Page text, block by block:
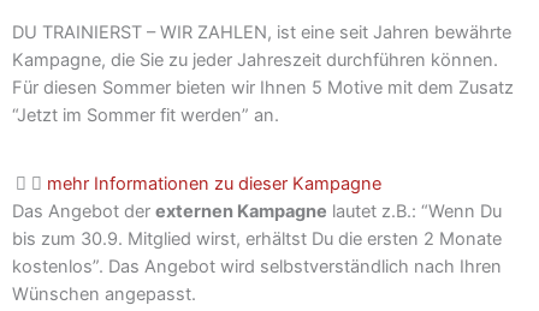
DU TRAINIERST – WIR ZAHLEN, ist eine seit Jahren bewährte
Kampagne, die Sie zu jeder Jahreszeit durchführen können.
Für diesen Sommer bieten wir Ihnen 5 Motive mit dem Zusatz
“Jetzt im Sommer fit werden” an.
mehr Informationen zu dieser Kampagne
Das Angebot der externen Kampagne lautet z.B.: “Wenn Du
bis zum 30.9. Mitglied wirst, erhältst Du die ersten 2 Monate
kostenlos”. Das Angebot wird selbstverständlich nach Ihren
Wünschen angepasst.